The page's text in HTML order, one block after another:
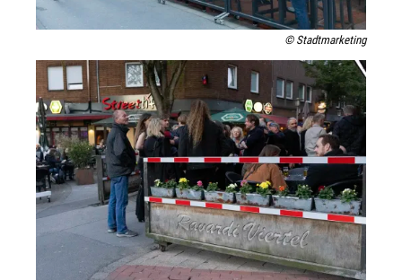
© Stadtmarketing